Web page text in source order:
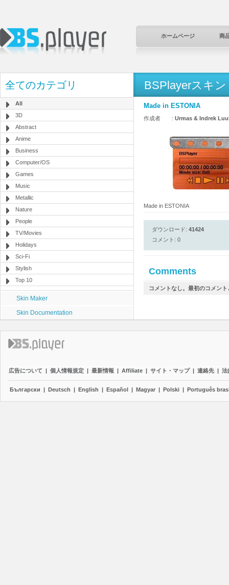
ホームページ 商
全てのカテゴリ
All
3D
Abstract
Anime
Business
Computer/OS
Games
Music
Metallic
Nature
People
TV/Movies
Holidays
Sci-Fi
Stylish
Top 10
Skin Maker
Skin Documentation
BSPlayerスキン
Made in ESTONIA
作成者 : Urmas & Indrek
Made in ESTONIA
ダウンロード: 41424
コメント: 0
Comments
コメントなし。最初のコメン
広告について | 個人情報規定 | 最新情報 | Affiliate | サイト・マップ | 連絡先 | 法
Български | Deutsch | English | Español | Magyar | Polski | Português